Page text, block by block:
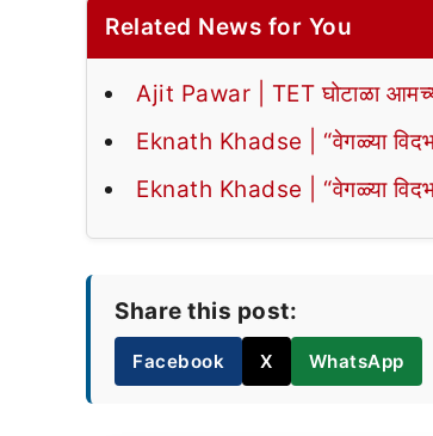
Related News for You
Ajit Pawar | TET घोटाळा
Eknath Khadse | “वेगळ्या
Eknath Khadse | “वेगळ्या
Share this post:
Facebook X WhatsApp